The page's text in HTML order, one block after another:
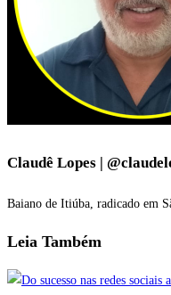
Claudê Lopes |
Baiano de Itiúba, radicado em
Leia Também